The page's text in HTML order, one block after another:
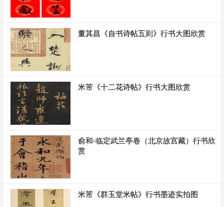
董其昌《自书诗帖五则》行书大图欣赏
米芾《十二花诗帖》行书大图欣赏
俞和-临定武兰亭卷（北京故宫藏）行书欣
赏
米芾《群玉堂米帖》行书墨迹实拍图